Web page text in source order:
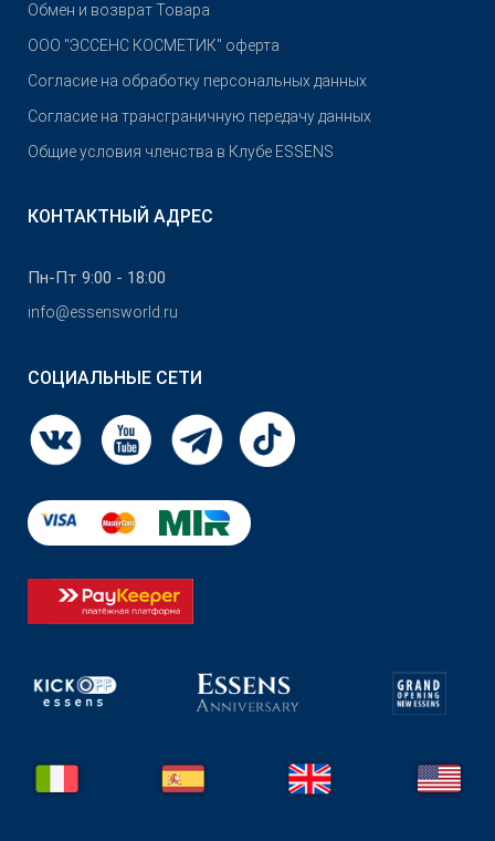
Обмен и возврат Товара
OOO "ЭССЕНС КОСМЕТИК" оферта
Согласие на обработку персональных данных
Согласие на трансграничную передачу данных
Общие условия членства в Клубе ESSENS
КОНТАКТНЫЙ АДРЕС
Пн-Пт 9:00 - 18:00
info@essensworld.ru
СОЦИАЛЬНЫЕ СЕТИ